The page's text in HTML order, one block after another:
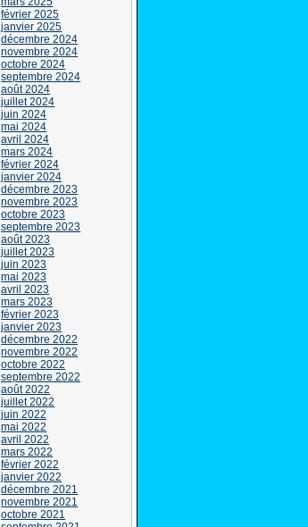
février 2025
janvier 2025
décembre 2024
novembre 2024
octobre 2024
septembre 2024
août 2024
juillet 2024
juin 2024
mai 2024
avril 2024
mars 2024
février 2024
janvier 2024
décembre 2023
novembre 2023
octobre 2023
septembre 2023
août 2023
juillet 2023
juin 2023
mai 2023
avril 2023
mars 2023
février 2023
janvier 2023
décembre 2022
novembre 2022
octobre 2022
septembre 2022
août 2022
juillet 2022
juin 2022
mai 2022
avril 2022
mars 2022
février 2022
janvier 2022
décembre 2021
novembre 2021
octobre 2021